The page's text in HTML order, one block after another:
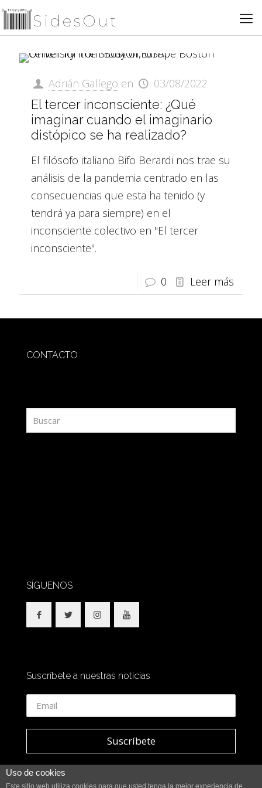
Adrián Gallego en 03/08/2022
El tercer inconsciente: ¿Qué
imaginar cuando el imaginario
distópico se ha realizado?
El filósofo italiano Bifo Berardi nos trae su
análisis de la pandemia centrado en las
consecuencias que esta ha tenido (y
tendrá ya para siempre) en el
inconsciente colectivo en "El tercer
inconsciente".
0 Leer más
CONTACTO
SÍGUENOS
Suscríbete a nuestras noticias
Uso de cookies
Este sitio web utiliza cookies para que usted tenga la mejor experiencia de